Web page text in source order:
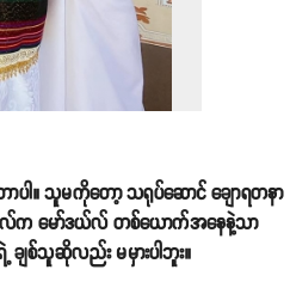
။ သူမကိုတော့ သရုပ်ဆောင် ချောရတနာ
လ်က မော်ဒယ်လ် တစ်ယောက်အနေနဲ့သာ
ျစ်သူဆိုလည်း မမှားပါဘူး။